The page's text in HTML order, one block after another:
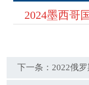
2024墨西哥
下一条：2022俄